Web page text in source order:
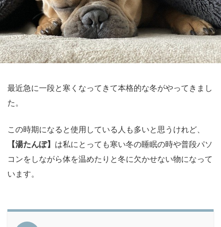
最近急に一段と寒くなってきて本格的な冬がやってきまし
た。
この時期になると使用している人も多いと思うけれど、
【湯たんぽ】 は私にとっても寒い冬の睡眠の時や普段パソ
コンをしながら体を温めたりと冬に欠かせない物になって
います。